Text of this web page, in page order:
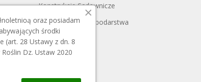
Konstrukcje Sadownicze
Akcesoria Do Gospodarstwa
Opryskiwacze
Opakowania
oraz posiadam
środki
(art. 28 Ustawy z dn. 8
Dz. Ustaw 2020